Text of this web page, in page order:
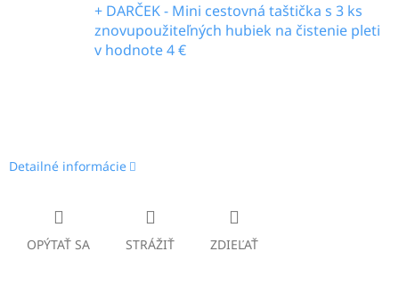
+ DARČEK - Mini cestovná taštička s 3 ks
znovupoužiteľných hubiek na čistenie pleti
v hodnote 4 €
Detailné informácie
OPÝTAŤ SA STRÁŽIŤ ZDIEĽAŤ